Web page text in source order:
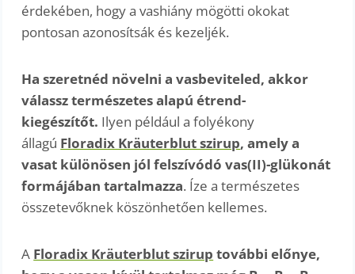
érdekében, hogy a vashiány mögötti okokat
pontosan azonosítsák és kezeljék.
Ha szeretnéd növelni a vasbeviteled, akkor
válassz természetes alapú étrend-
kiegészítőt. Ilyen például a folyékony
állagú Floradix Kräuterblut szirup, amely a
vasat különösen jól felszívódó vas(II)-glükonát
formájában tartalmazza. Íze a természetes
összetevőknek köszönhetően kellemes.
A Floradix Kräuterblut szirup további előnye,